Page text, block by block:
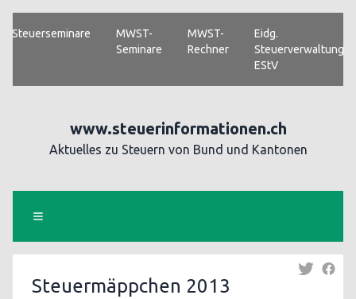
Steuerseminare
MWST-
Seminare
MWST-
Rechner
Eidg.
Steuerverwaltung
EStV
www.steuerinformationen.ch
Aktuelles zu Steuern von Bund und Kantonen
Steuermäppchen 2013